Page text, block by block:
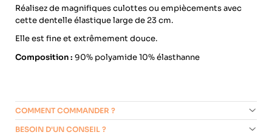
Réalisez de magnifiques culottes ou empiècements avec
cette dentelle élastique large de 23 cm.
Elle est fine et extrêmement douce.
Composition : 90% polyamide 10% élasthanne
COMMENT COMMANDER ?
BESOIN D'UN CONSEIL ?